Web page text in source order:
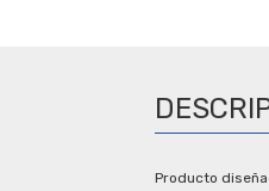
Producto